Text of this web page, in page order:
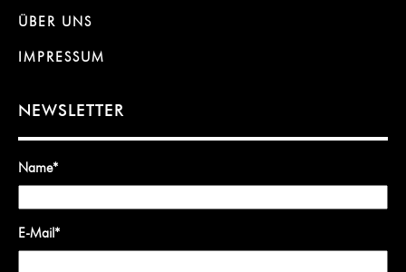
ÜBER UNS
IMPRESSUM
NEWSLETTER
Name*
E-Mail*